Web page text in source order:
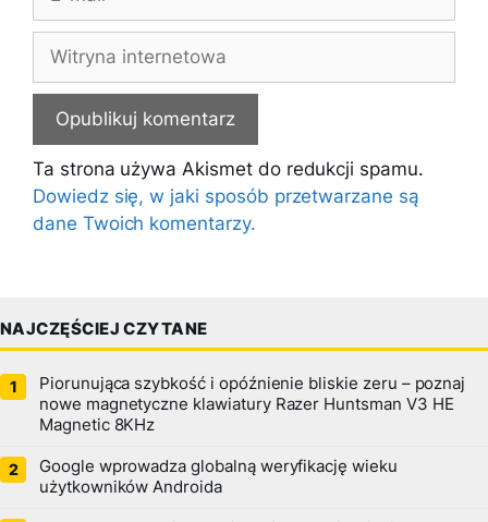
mail
internetowa
Ta strona używa Akismet do redukcji spamu.
Dowiedz się, w jaki sposób przetwarzane są
dane Twoich komentarzy.
NAJCZĘŚCIEJ CZYTANE
Piorunująca szybkość i opóźnienie bliskie zeru – poznaj
nowe magnetyczne klawiatury Razer Huntsman V3 HE
Magnetic 8KHz
Google wprowadza globalną weryfikację wieku
użytkowników Androida